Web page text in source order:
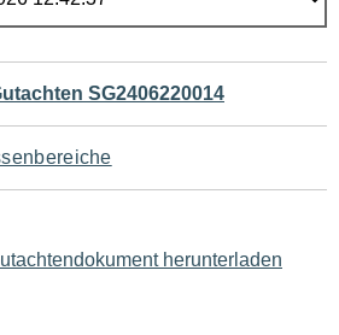
SG2406220014
herunterladen